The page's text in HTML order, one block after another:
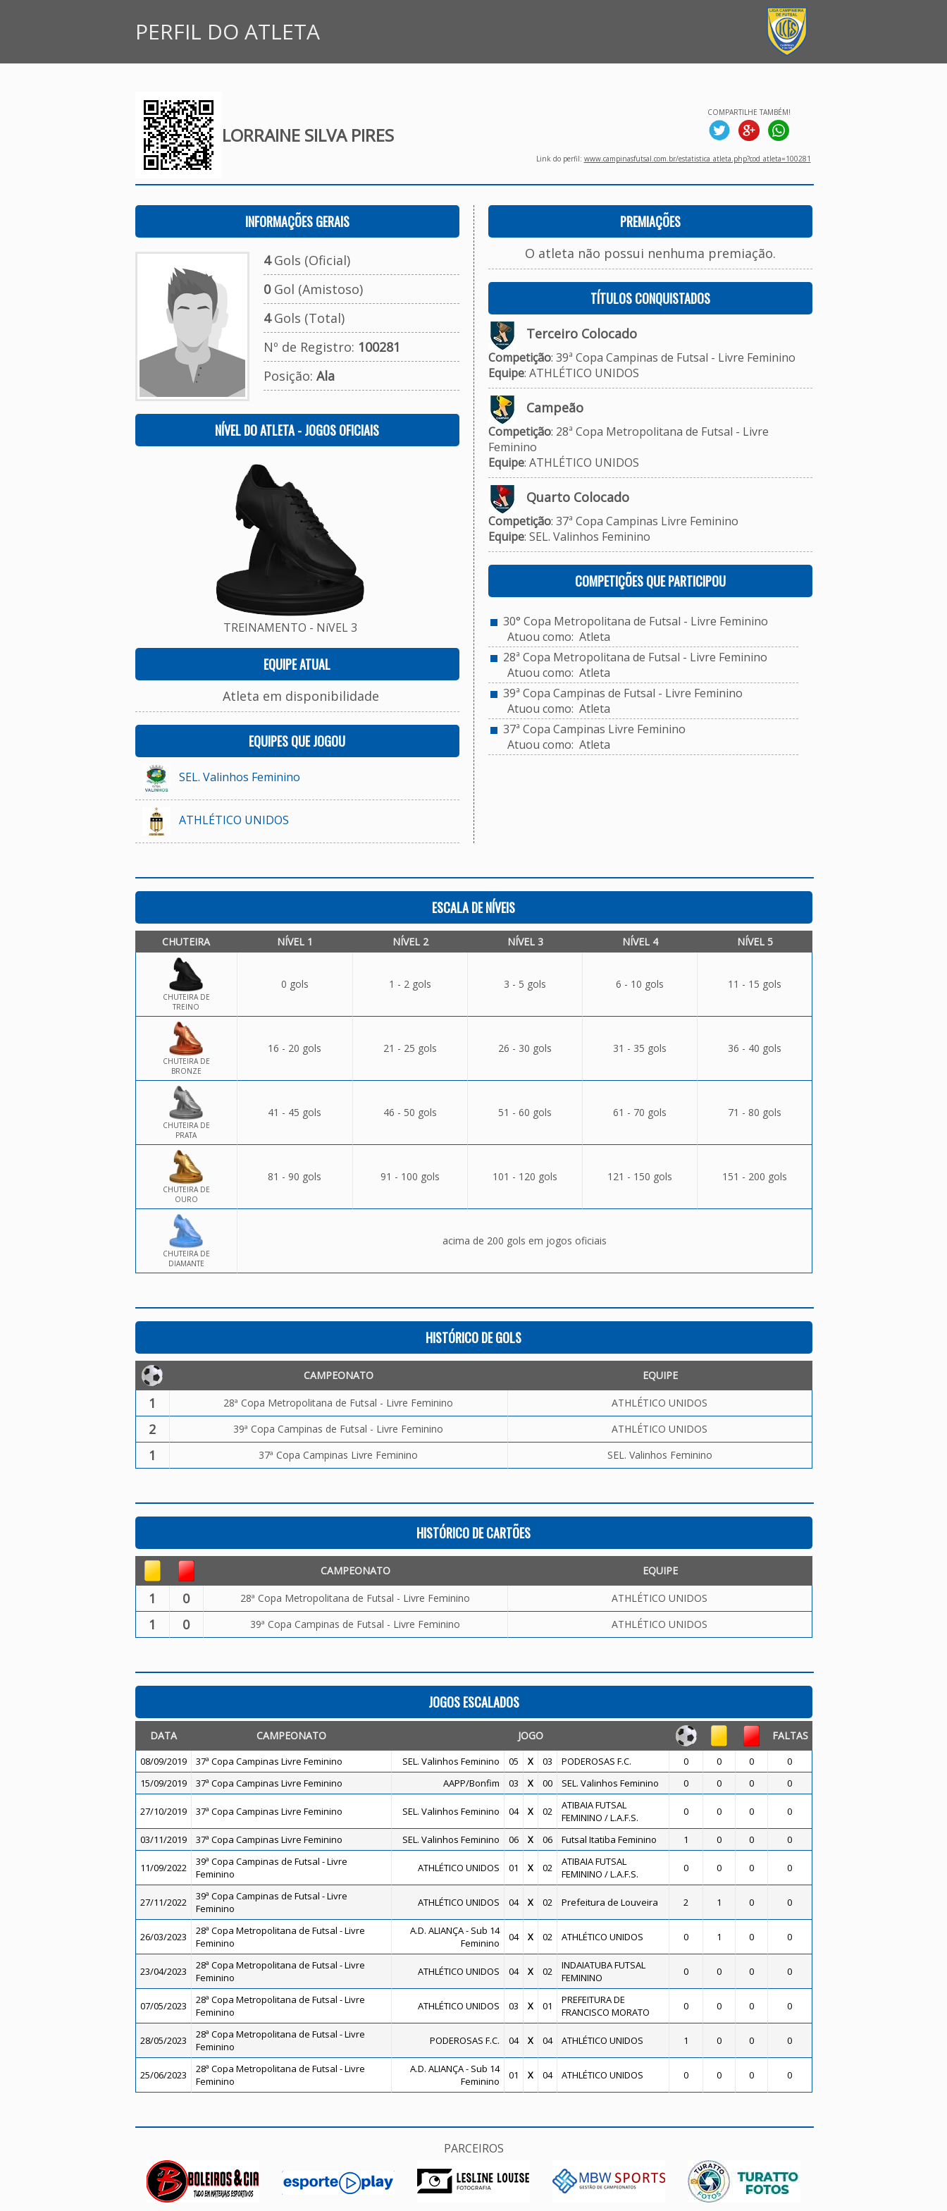
PERFIL DO ATLETA
LORRAINE SILVA PIRES
COMPARTILHE TAMBÉM!
Link do perfil: www.campinasfutsal.com.br/estatistica_atleta.php?cod_atleta=100281
INFORMAÇÕES GERAIS
4Gols (Oficial)
0Gol (Amistoso)
4Gols (Total)
Nº de Registro: 100281
Posição: Ala
NÍVEL DO ATLETA - JOGOS OFICIAIS
TREINAMENTO - NíVEL 3
EQUIPE ATUAL
Atleta em disponibilidade
EQUIPES QUE JOGOU
SEL. Valinhos Feminino
ATHLÉTICO UNIDOS
PREMIAÇÕES
O atleta não possui nenhuma premiação.
TÍTULOS CONQUISTADOS
Terceiro Colocado
Competição: 39ª Copa Campinas de Futsal - Livre Feminino
Equipe: ATHLÉTICO UNIDOS
Campeão
Competição: 28ª Copa Metropolitana de Futsal - Livre
Feminino
Equipe: ATHLÉTICO UNIDOS
Quarto Colocado
Competição: 37ª Copa Campinas Livre Feminino
Equipe: SEL. Valinhos Feminino
COMPETIÇÕES QUE PARTICIPOU
30° Copa Metropolitana de Futsal - Livre Feminino
Atuou como: Atleta
28ª Copa Metropolitana de Futsal - Livre Feminino
Atuou como: Atleta
39ª Copa Campinas de Futsal - Livre Feminino
Atuou como: Atleta
37ª Copa Campinas Livre Feminino
Atuou como: Atleta
ESCALA DE NÍVEIS
CHUTEIRA NÍVEL 1 NÍVEL 2 NÍVEL 3 NÍVEL 4 NÍVEL 5
CHUTEIRA DE
TREINO
0 gols 1 - 2 gols 3 - 5 gols 6 - 10 gols 11 - 15 gols
CHUTEIRA DE
BRONZE
16 - 20 gols 21 - 25 gols 26 - 30 gols 31 - 35 gols 36 - 40 gols
CHUTEIRA DE
PRATA
41 - 45 gols 46 - 50 gols 51 - 60 gols 61 - 70 gols 71 - 80 gols
CHUTEIRA DE
OURO
81 - 90 gols 91 - 100 gols 101 - 120 gols 121 - 150 gols 151 - 200 gols
CHUTEIRA DE
DIAMANTE
acima de 200 gols em jogos oficiais
HISTÓRICO DE GOLS
CAMPEONATO EQUIPE
1 28ª Copa Metropolitana de Futsal - Livre Feminino ATHLÉTICO UNIDOS
2 39ª Copa Campinas de Futsal - Livre Feminino ATHLÉTICO UNIDOS
1 37ª Copa Campinas Livre Feminino SEL. Valinhos Feminino
HISTÓRICO DE CARTÕES
CAMPEONATO EQUIPE
1 0 28ª Copa Metropolitana de Futsal - Livre Feminino ATHLÉTICO UNIDOS
1 0 39ª Copa Campinas de Futsal - Livre Feminino ATHLÉTICO UNIDOS
JOGOS ESCALADOS
DATA CAMPEONATO JOGO FALTAS
08/09/2019 37ª Copa Campinas Livre Feminino SEL. Valinhos Feminino 05 X 03 PODEROSAS F.C. 0 0 0
0
15/09/2019
37ª Copa Campinas Livre Feminino AAPP/Bonfim 03 X 00 SEL. Valinhos Feminino 0 0 0 0
27/10/2019 37ª Copa Campinas Livre Feminino SEL. Valinhos Feminino 04 X 02
ATIBAIA FUTSAL
FEMININO / L.A.F.S.
0 0 0 0
03/11/2019 37ª Copa Campinas Livre Feminino SEL. Valinhos Feminino 06 X 06 Futsal Itatiba Feminino 1 0 0 0
11/09/2022
39ª Copa Campinas de Futsal - Livre
Feminino
ATHLÉTICO UNIDOS 01 X 02
ATIBAIA FUTSAL
FEMININO / L.A.F.S.
0 0 0 0
27/11/2022
39ª Copa Campinas de Futsal - Livre
Feminino
ATHLÉTICO UNIDOS 04 X 02 Prefeitura de Louveira 2 1 0 0
26/03/2023
28ª Copa Metropolitana de Futsal - Livre
Feminino
A.D. ALIANÇA - Sub 14
Feminino
04 X 02 ATHLÉTICO UNIDOS 0 1 0 0
23/04/2023
28ª Copa Metropolitana de Futsal - Livre
Feminino
ATHLÉTICO UNIDOS 04 X 02
INDAIATUBA FUTSAL
FEMININO
0 0 0 0
07/05/2023
28ª Copa Metropolitana de Futsal - Livre
Feminino
ATHLÉTICO UNIDOS 03 X 01
PREFEITURA DE
FRANCISCO MORATO
0 0 0 0
28/05/2023
28ª Copa Metropolitana de Futsal - Livre
Feminino
PODEROSAS F.C. 04 X 04 ATHLÉTICO UNIDOS 1 0 0 0
25/06/2023
28ª Copa Metropolitana de Futsal - Livre
Feminino
A.D. ALIANÇA - Sub 14
Feminino
01 X 04 ATHLÉTICO UNIDOS 0 0 0 0
PARCEIROS